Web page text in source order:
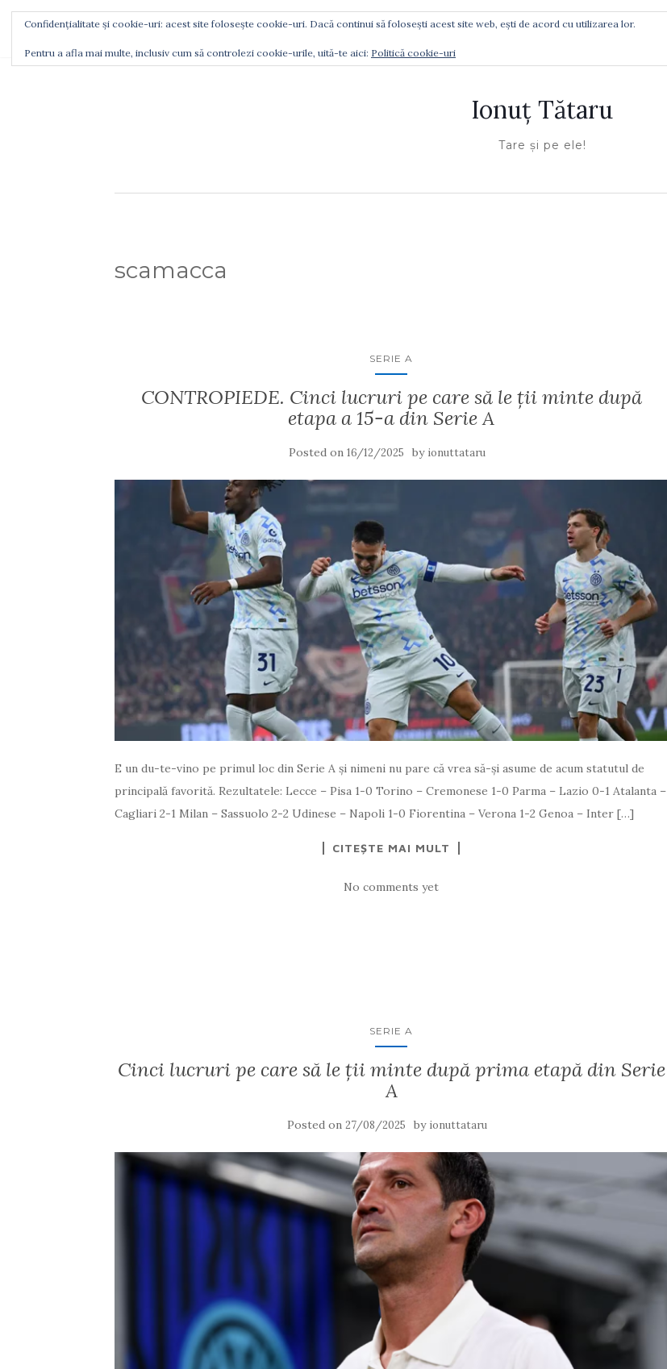
CINE SUNT CU CE MĂ LAUD UNDE MĂ GĂSIŢI
Ionuţ Tătaru
Tare şi pe ele!
scamacca
SERIE A
CONTROPIEDE. Cinci lucruri pe care să le ții minte după
etapa a 15-a din Serie A
Posted on16/12/2025 by ionuttataru
E un du-te-vino pe primul loc din Serie A și nimeni nu pare că vrea să-și asume de acum statutul de
principală favorită. Rezultatele: Lecce – Pisa 1-0 Torino – Cremonese 1-0 Parma – Lazio 0-1 Atalanta –
Cagliari 2-1 Milan – Sassuolo 2-2 Udinese – Napoli 1-0 Fiorentina – Verona 1-2 Genoa – Inter […]
CITEȘTE MAI MULT
No comments yet
SERIE A
Cinci lucruri pe care să le ții minte după prima etapă din Serie
A
Posted on27/08/2025 by ionuttataru
Confidențialitate și cookie-uri: acest site folosește cookie-uri. Dacă continui să folosești acest site web, ești de acord cu utilizarea lor.
Pentru a afla mai multe, inclusiv cum să controlezi cookie-urile, uită-te aici: Politică cookie-uri